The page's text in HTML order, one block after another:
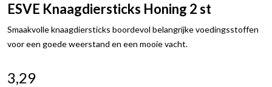
ESVE Knaagdiersticks Honing 2 st
Smaakvolle knaagdiersticks boordevol belangrijke voedingsstoffen
voor een goede weerstand en een mooie vacht.
3,29